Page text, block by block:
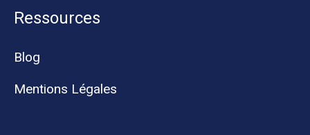
Ressources
Blog
Mentions Légales